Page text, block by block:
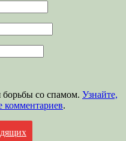
борьбы со спамом. Узнайте,
комментариев.